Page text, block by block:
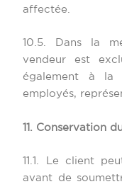
affectée.
10.5. Dans la
vendeur est
également à la
employés,
11. Conservation
11.1. Le client
avant de